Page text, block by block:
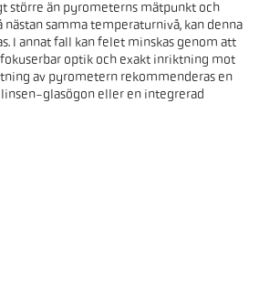
större än pyrometerns mätpunkt och
samma temperaturnivå, kan denna
I annat fall kan felet minskas genom att
optik och exakt inriktning mot
av pyrometern rekommenderas en
glasögon eller en integrerad